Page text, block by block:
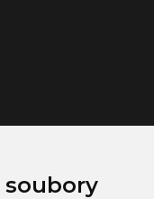
soubory